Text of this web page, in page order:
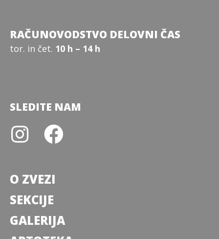
O ZVEZI
SEKCIJE
GALERIJA
RAČUNOVODSTVO DELOVNI ČAS
tor. in čet. 10 h – 14 h
SLEDITE NAM